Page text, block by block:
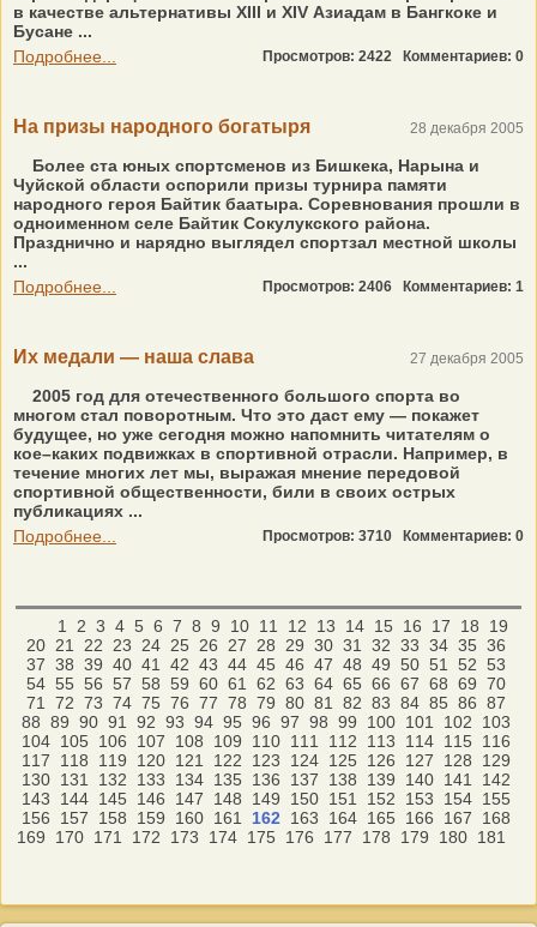
в качестве альтернативы XIII и XIV Азиадам в Бангкоке и
Бусане ...
Подробнее...
Просмотров: 2422 Комментариев: 0
На призы народного богатыря 28 декабря 2005
Более ста юных спортсменов из Бишкека, Нарына и
Чуйской области оспорили призы турнира памяти
народного героя Байтик баатыра. Соревнования прошли в
одноименном селе Байтик Сокулукского района.
Празднично и нарядно выглядел спортзал местной школы
...
Подробнее...
Просмотров: 2406 Комментариев: 1
Их медали — наша слава 27 декабря 2005
2005 год для отечественного большого спорта во
многом стал поворотным. Что это даст ему — покажет
будущее, но уже сегодня можно напомнить читателям о
кое–каких подвижках в спортивной отрасли. Например, в
течение многих лет мы, выражая мнение передовой
спортивной общественности, били в своих острых
публикациях ...
Подробнее...
Просмотров: 3710 Комментариев: 0
1 2 3 4 5 6 7 8 9 10 11 12 13 14 15 16 17 18
19
20 21 22 23 24 25 26 27 28 29 30 31 32 33 34 35 36
37 38 39 40 41 42 43 44 45 46 47 48 49 50 51 52 53
54 55 56 57 58 59 60 61 62 63 64 65 66 67 68 69 70
71
72 73 74 75 76 77 78 79 80 81 82 83 84 85 86 87
88 89 90 91 92 93 94 95 96 97 98 99 100 101 102
103
104 105 106 107 108 109 110 111 112 113 114 115
116
117
118 119 120 121 122 123 124 125 126 127 128
129
130 131 132 133 134 135 136 137 138 139 140 141
142
143
144 145 146 147 148 149 150 151 152 153 154 155
156
157 158 159 160 161 162 163 164 165 166 167
168
169
170 171 172 173 174 175 176 177 178 179 180 181